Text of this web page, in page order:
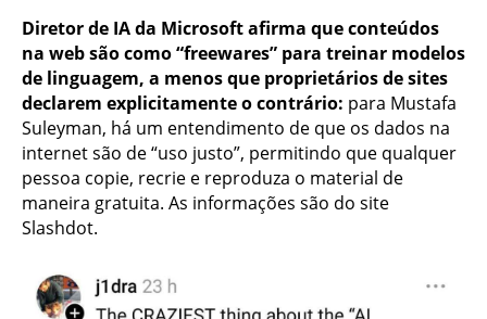
Diretor de IA da Microsoft afirma que conteúdos
na web são como “freewares” para treinar modelos
de linguagem, a menos que proprietários de sites
declarem explicitamente o contrário: para Mustafa
Suleyman, há um entendimento de que os dados na
internet são de “uso justo”, permitindo que qualquer
pessoa copie, recrie e reproduza o material de
maneira gratuita. As informações são do site
Slashdot.